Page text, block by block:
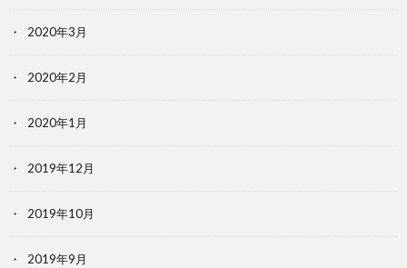
2020年3月
2020年2月
2020年1月
2019年12月
2019年10月
2019年9月